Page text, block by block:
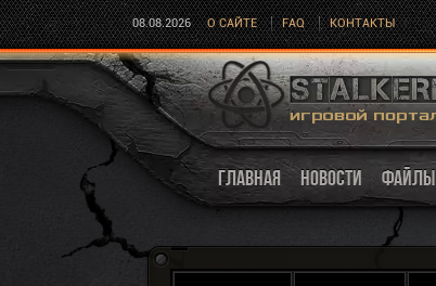
08.08.2026 О САЙТЕ FAQ КОНТАКТЫ
ГЛАВНАЯ НОВОСТИ ФАЙЛЫ